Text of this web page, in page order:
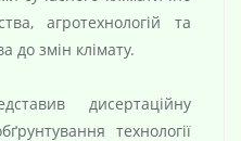
агротехнологій та
до змін клімату.
дисертаційну
технології